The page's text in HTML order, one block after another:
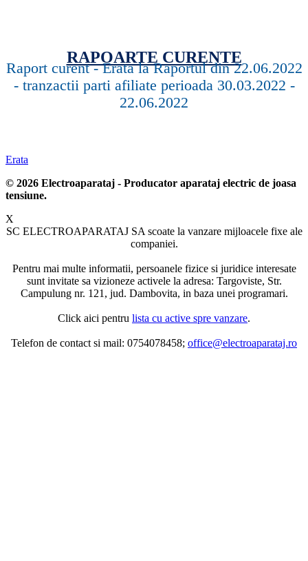
RAPOARTE CURENTE
Raport curent - Erata la Raportul din 22.06.2022
- tranzactii parti afiliate perioada 30.03.2022 -
22.06.2022
Erata
© 2026 Electroaparataj - Producator aparataj electric de joasa
tensiune.
X
SC ELECTROAPARATAJ SA scoate la vanzare mijloacele fixe ale
companiei.
Pentru mai multe informatii, persoanele fizice si juridice interesate
sunt invitate sa vizioneze activele la adresa: Targoviste, Str.
Campulung nr. 121, jud. Dambovita, in baza unei programari.
Click aici pentru lista cu active spre vanzare.
Telefon de contact si mail: 0754078458; office@electroaparataj.ro